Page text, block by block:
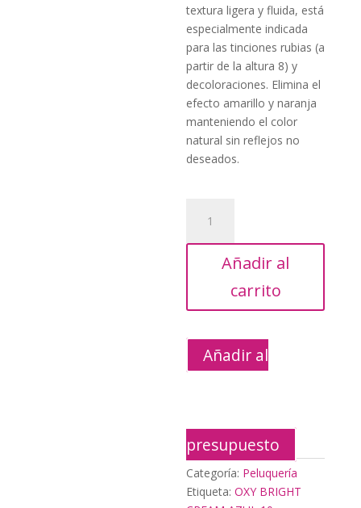
textura ligera y fluida, está
especialmente indicada
para las tinciones rubias (a
partir de la altura 8) y
decoloraciones. Elimina el
efecto amarillo y naranja
manteniendo el color
natural sin reflejos no
deseados.
BRIGHT
CREAM
VOLUMEN
cantidad
Añadir al
carrito
Añadir al
presupuesto
Categoría: Peluquería
Etiqueta:OXY BRIGHT